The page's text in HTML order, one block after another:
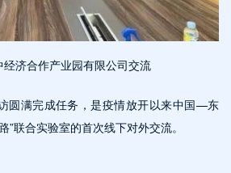
经济合作产业园有限公司交流
圆满完成任务，是疫情放开以来中国—东
”联合实验室的首次线下对外交流。